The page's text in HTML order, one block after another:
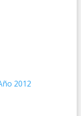
2012